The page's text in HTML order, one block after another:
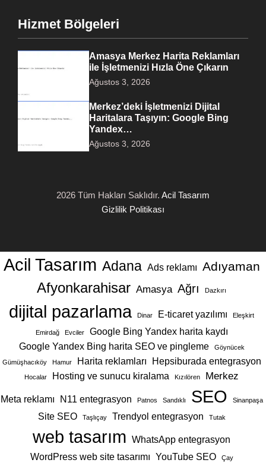
Hizmet Bölgeleri
Amasya Merkez Harita Reklamları
ile İşletmenizi Hızla Öne Çıkarın
Ağustos 3, 2026
Merkez’deki İşletmenizi Dijital
Haritalara Taşıyın: Google Bing
Yandex…
Ağustos 3, 2026
2026 Tüm Hakları Saklıdır. Acil Tasarım
Gizlilik Politikası
Acil Tasarım Adana Ads reklamı Adıyaman
Afyonkarahisar Amasya Ağrı Dazkırı
dijital pazarlama Dinar E-ticaret yazılımı Eleşkirt
Emirdağ Evciler
Google Bing Yandex harita kaydı
Google Yandex Bing harita SEO ve pingleme
Göynücek
Gümüşhacıköy Hamur Harita reklamları Hepsiburada entegrasyon
Hocalar Hosting ve sunucu kiralama Kızılören Merkez
Meta reklamı N11 entegrasyon Patnos Sandıklı SEO Sinanpaşa
Site SEO Taşlıçay Trendyol entegrasyon Tutak
web tasarım WhatsApp entegrasyon
WordPress web site tasarımı YouTube SEO Çay